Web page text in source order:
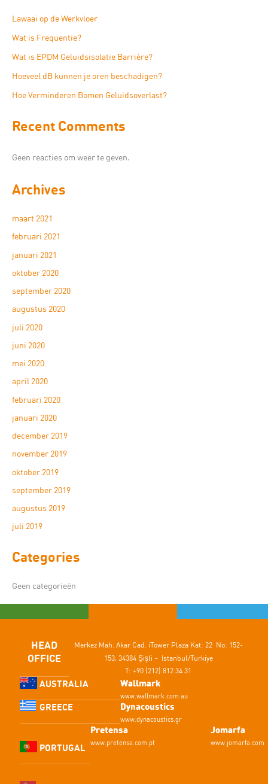
Lawaai op de Werkvloer
Wat is Frequentie?
Wat is EPDM Geluidsisolatie Barrière?
Hoeveel dB kunnen je oren beschadigen?
Hoe Verminderen Bomen Geluidsoverlast?
Recent Comments
Geen reacties om weer te geven.
Archives
maart 2021
februari 2021
januari 2021
oktober 2020
september 2020
augustus 2020
juli 2020
juni 2020
mei 2020
april 2020
februari 2020
januari 2020
december 2019
november 2019
oktober 2019
september 2019
augustus 2019
juli 2019
Categories
Geen categorieën
HEAD
OFFICE
Merkez Mah. Akar Cad. iTower Plaza Kat: 22 No: 152-
153, 34384 Şişli – Istanbul/Turkiye
T: +90 (212) 812 34 31
AUSTRALIA Wallmark
www.wallmark.com.au
GREECE Dynacoustics
www.dynacoustics.gr
PORTUGAL
Pretensa
www.pretensa.com.pt
Jomarfa
www.jomarfa.com